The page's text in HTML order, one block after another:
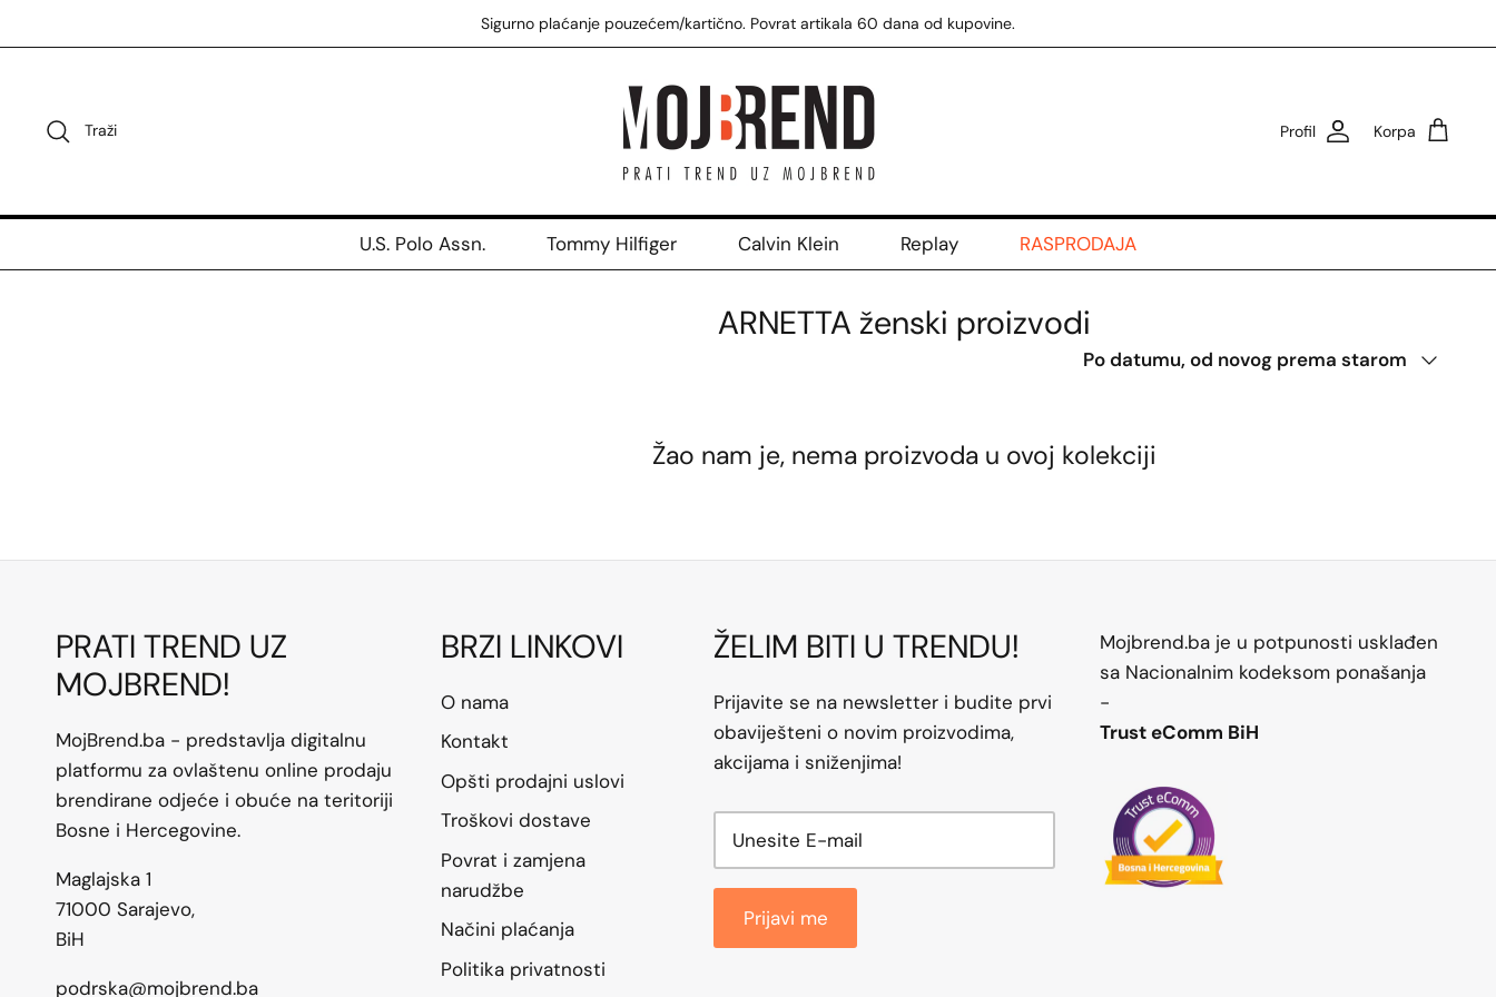
na
Sigurno plaćanje pouzećem/kartično. Povrat artikala 60 dana od kupovine.
Traži Profil Korpa
U.S. Polo Assn. Tommy Hilfiger Calvin Klein Replay RASPRODAJA
ARNETTA ženski proizvodi
Poredaj
Po datumu, od novog prema starom
Žao nam je, nema proizvoda u ovoj kolekciji
PRATI TREND UZ
MOJBREND!
MojBrend.ba - predstavlja digitalnu
platformu za ovlaštenu online prodaju
brendirane odjeće i obuće na teritoriji
Bosne i Hercegovine.
Maglajska 1
71000 Sarajevo,
BiH
podrska@mojbrend.ba
BRZI LINKOVI
O nama
Kontakt
Opšti prodajni uslovi
Troškovi dostave
Povrat i zamjena
narudžbe
Načini plaćanja
Politika privatnosti
ŽELIM BITI U TRENDU!
Prijavite se na newsletter i budite prvi
obaviješteni o novim proizvodima,
akcijama i sniženjima!
Prijavi me
Mojbrend.ba je u potpunosti usklađen
sa Nacionalnim kodeksom ponašanja
-
Trust eComm BiH